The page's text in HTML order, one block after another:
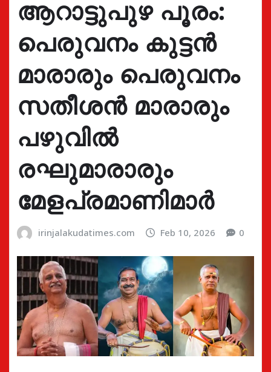
ആറാട്ടുപുഴ പൂരം:
പെരുവനം കുട്ടൻ
മാരാരും പെരുവനം
സതീശൻ മാരാരും
പഴുവിൽ
രഘുമാരാരും
മേളപ്രമാണിമാർ
irinjalakudatimes.com Feb 10, 2026 0